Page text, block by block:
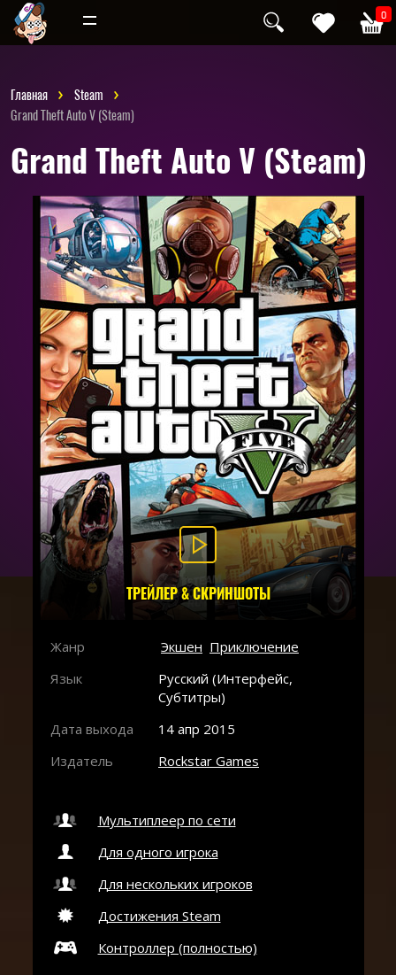
0
Инди
Главная
Steam
Grand Theft Auto V (Steam)
Grand Theft Auto V (Steam)
ТРЕЙЛЕР & СКРИНШОТЫ
Жанр Экшен Приключение
Язык
Русский (Интерфейс,
Субтитры)
Дата выхода
14 апр 2015
Издатель
Rockstar Games
Мультиплеер по сети
Для одного игрока
Для нескольких игроков
Достижения Steam
Контроллер (полностью)